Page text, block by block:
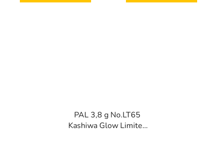
PAL 3,8 g No.LT65
Kashiwa Glow Limited